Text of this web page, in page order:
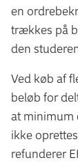
en
trækkes på
den
Ved køb af
beløb for
at minimum
ikke
refunderer